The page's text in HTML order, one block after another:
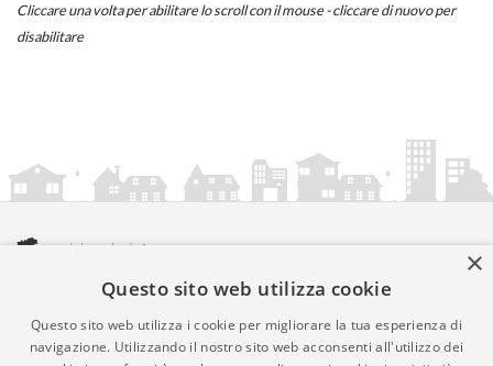
Cliccare una volta per abilitare lo scroll con il mouse - cliccare di nuovo per
disabilitare
amministrazionicomunali.it è una iniziativa diartemedia.it
© Copyright MMXXIV - P.IVA 05400000724
Informazioni sul servizio |Informativa Privacy| Informativa
×
Questo sito web utilizza cookie
Questo sito web utilizza i cookie per migliorare la tua esperienza di
navigazione. Utilizzando il nostro sito web acconsenti all'utilizzo dei